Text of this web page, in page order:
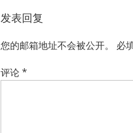
发表回复
您的邮箱地址不会被公开。 必
评论*